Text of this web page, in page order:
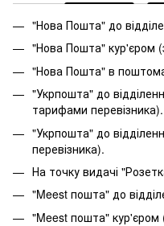
"Нова Пошта" до
"Нова Пошта" кур'єром
"Нова Пошта" в
"Укрпошта" до
тарифами перевізника).
"Укрпошта" до
перевізника).
На точку видачі
"Meest пошта" до
"Meest пошта" кур'єром